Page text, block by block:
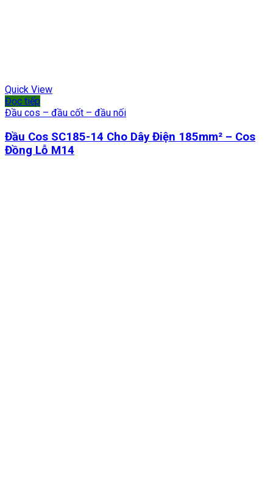
Quick View
Đọc tiếp
Đầu cos – đầu cốt – đầu nối
Đầu Cos SC185-14 Cho Dây Điện 185mm² – Cos
Đồng Lỗ M14